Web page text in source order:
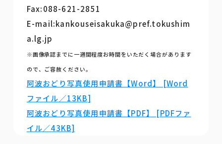
Fax:088-621-2851
E-mail:kankouseisakuka@pref.tokushim
a.lg.jp
※画像承認までに一週間程度お時間をいただく場合があります
ので、ご容赦ください。
阿波おどり写真使用申請書【Word】 [Word
ファイル／13KB]
阿波おどり写真使用申請書【PDF】 [PDFファ
イル／43KB]